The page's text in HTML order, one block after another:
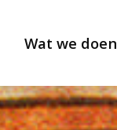
Wat we doen